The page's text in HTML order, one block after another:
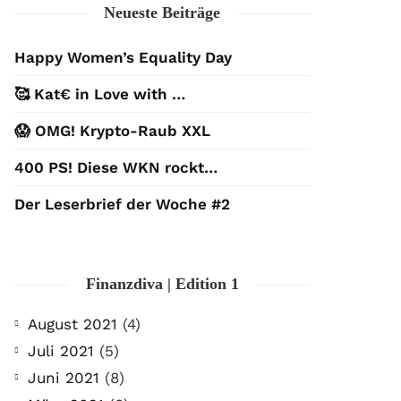
Neueste Beiträge
Happy Women’s Equality Day
🥰 Kat€ in Love with …
😱 OMG! Krypto-Raub XXL
400 PS! Diese WKN rockt…
Der Leserbrief der Woche #2
Finanzdiva | Edition 1
August 2021 (4)
Juli 2021 (5)
Juni 2021 (8)